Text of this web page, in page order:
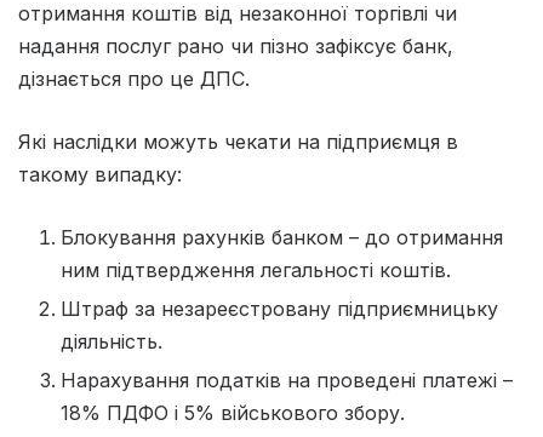
отримання коштів від незаконної торгівлі чи
надання послуг рано чи пізно зафіксує банк,
дізнається про це ДПС.
Які наслідки можуть чекати на підприємця в
такому випадку:
Блокування рахунків банком – до отримання
ним підтвердження легальності коштів.
Штраф за незареєстровану підприємницьку
діяльність.
Нарахування податків на проведені платежі –
18% ПДФО і 5% військового збору.